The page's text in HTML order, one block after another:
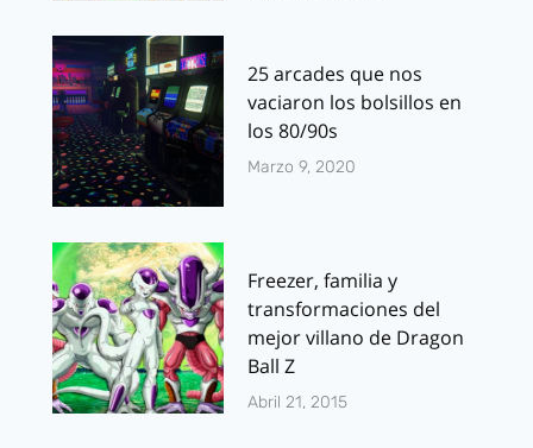
25 arcades que nos
vaciaron los bolsillos en
los 80/90s
Marzo 9, 2020
Freezer, familia y
transformaciones del
mejor villano de Dragon
Ball Z
Abril 21, 2015